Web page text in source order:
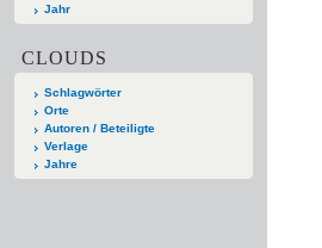
Jahr
CLOUDS
Schlagwörter
Orte
Autoren / Beteiligte
Verlage
Jahre